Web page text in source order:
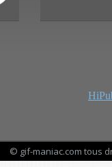
© gif-maniac.com tous